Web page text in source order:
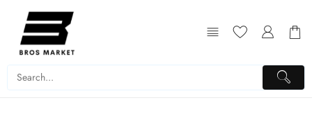
Перейти
содержимому